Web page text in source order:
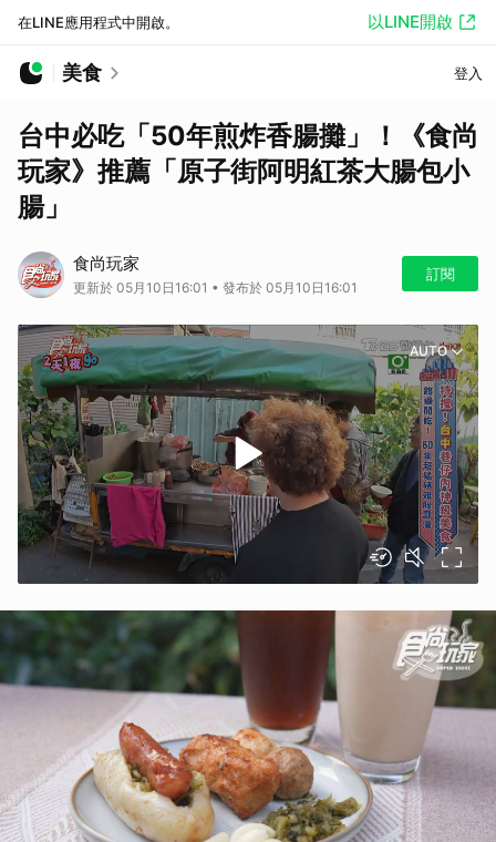
在LINE應用程式中開啟。 以LINE開啟
美食 登入
台中必吃「50年煎炸香腸攤」！《食尚
玩家》推薦「原子街阿明紅茶大腸包小
腸」
食尚玩家
更新於 05月10日16:01 • 發布於 05月10日16:01
訂閱
AUTO